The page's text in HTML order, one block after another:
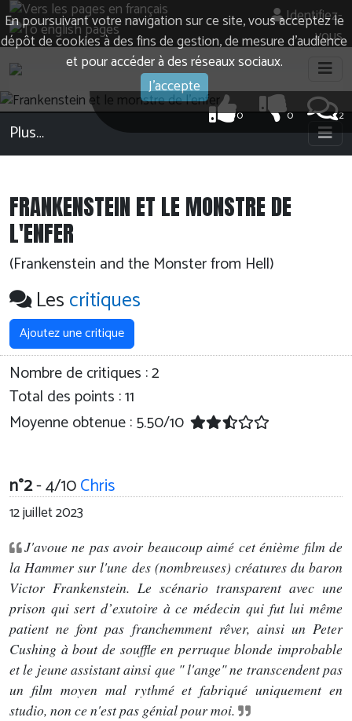
En poursuivant votre navigation sur ce site, vous acceptez le
dépôt de cookies à des fins de gestion, de mesure d’audience
et pour accéder à des réseaux sociaux.
J'accepte
Identifiez-
vous
2
0
0
Plus…
FRANKENSTEIN ET LE MONSTRE DE
L'ENFER
(Frankenstein and the Monster from Hell)
Lescritiques
Ajoutez une critique
Nombre de critiques :2
Total des points : 11
Moyenne obtenue :5.50/10
n°2- 4/10Chris
12 juillet 2023
J'avoue ne pas avoir beaucoup aimé cet énième film de
la Hammer sur l'une des (nombreuses) créatures du baron
Victor Frankenstein. Le scénario transparent avec une
prison qui sert d’exutoire à ce médecin qui fut lui même
patient ne font pas franchemment rêver, ainsi un Peter
Cushing à bout de souffle en perruque blonde improbable
et le jeune assistant ainsi que " l'ange" ne transcendent pas
un film moyen mal rythmé et fabriqué uniquement en
studio, non ce n'est pas génial pour moi.